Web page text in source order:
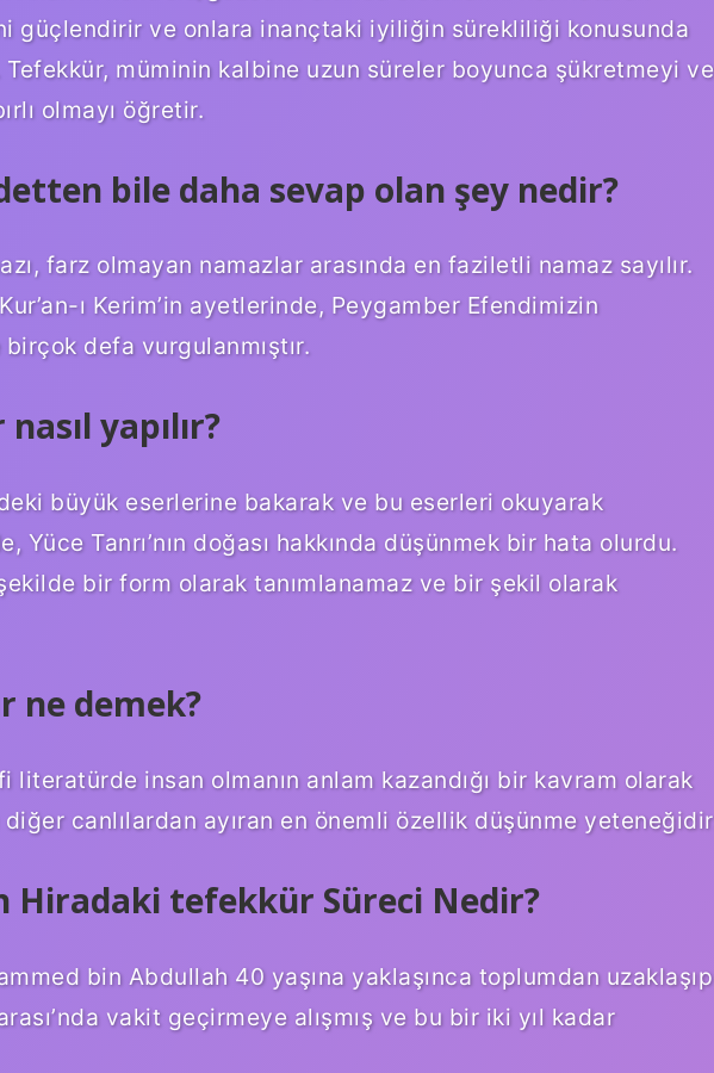
güçlendirir ve onlara inançtaki iyiliğin sürekliliği konusunda
Tefekkür, müminin kalbine uzun süreler boyunca şükretmeyi ve
olmayı öğretir.
bile daha sevap olan şey nedir?
farz olmayan namazlar arasında en faziletli namaz sayılır.
ı Kerim’in ayetlerinde, Peygamber Efendimizin
defa vurgulanmıştır.
yapılır?
büyük eserlerine bakarak ve bu eserleri okuyarak
Yüce Tanrı’nın doğası hakkında düşünmek bir hata olurdu.
bir form olarak tanımlanamaz ve bir şekil olarak
ne demek?
literatürde insan olmanın anlam kazandığı bir kavram olarak
diğer canlılardan ayıran en önemli özellik düşünme
Hiradaki tefekkür Süreci Nedir?
bin Abdullah 40 yaşına yaklaşınca toplumdan uzaklaşıp
vakit geçirmeye alışmış ve bu bir iki yıl kadar